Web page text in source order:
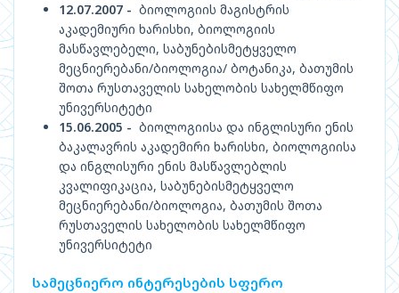
12.07.2007 - ბიოლოგიის მაგისტრის
აკადემიური ხარისხი, ბიოლოგიის
მასწავლებელი, საბუნებისმეტყველო
მეცნიერებანი/ბიოლოგია/ ბოტანიკა, ბათუმის
შოთა რუსთაველის სახელობის სახელმწიფო
უნივერსიტეტი
15.06.2005 - ბიოლოგიისა და ინგლისური ენის
ბაკალავრის აკადემირი ხარისხი, ბიოლოგიისა
და ინგლისური ენის მასწავლებლის
კვალიფიკაცია, საბუნებისმეტყველო
მეცნიერებანი/ბიოლოგია, ბათუმის შოთა
რუსთაველის სახელობის სახელმწიფო
უნივერსიტეტი
სამეცნიერო ინტერესების სფერო